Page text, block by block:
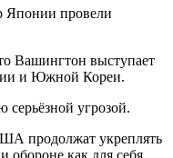
Японии провели
Вашингтон выступает
и Южной Кореи.
угрозой.
продолжат укреплять
как для себя,